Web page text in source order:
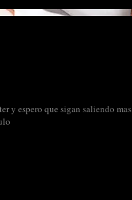
y espero que sigan saliendo mas